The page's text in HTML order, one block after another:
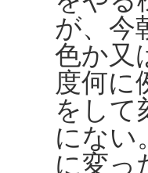
が、今
色か又
度何に
をして
にない
に変っ